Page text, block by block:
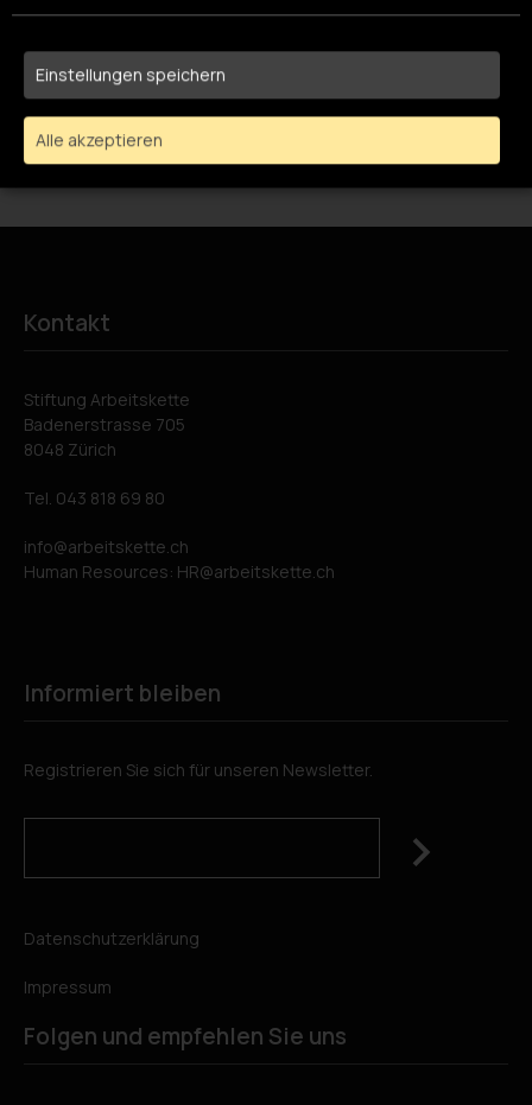
Kontakt
Stiftung Arbeitskette
Badenerstrasse 705
8048 Zürich
Tel. 043 818 69 80
info
arbeitskette.ch
Human Resources: HR arbeitskette.ch
Informiert bleiben
Registrieren Sie sich für unseren Newsletter.
Datenschutzerklärung
Impressum
Folgen und empfehlen Sie uns
Einstellungen speichern
Alle akzeptieren